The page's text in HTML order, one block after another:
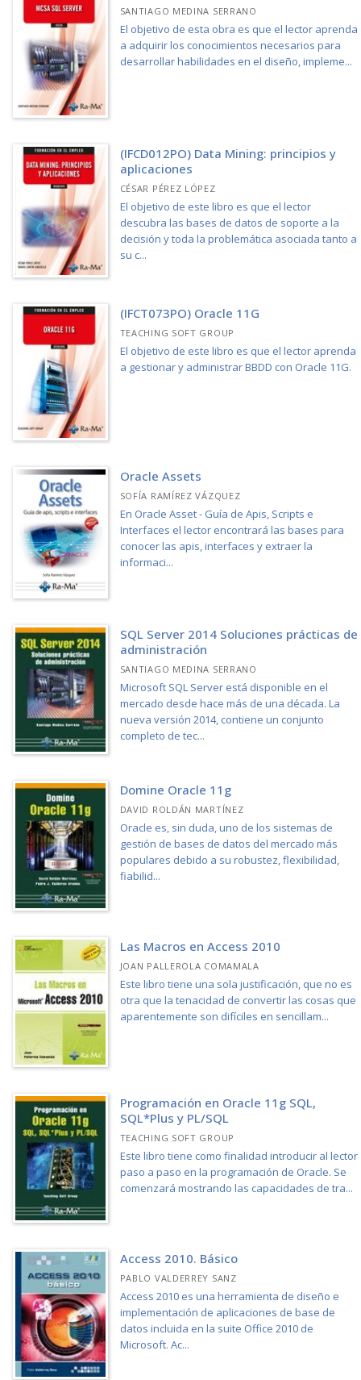
SANTIAGO MEDINA SERRANO
El objetivo de esta obra es que el lector aprenda
a adquirir los conocimientos necesarios para
desarrollar habilidades en el diseño, impleme...
(IFCD012PO) Data Mining: principios y
aplicaciones
CÉSAR PÉREZ LÓPEZ
El objetivo de este libro es que el lector
descubra las bases de datos de soporte a la
decisión y toda la problemática asociada tanto a
su c...
(IFCT073PO) Oracle 11G
TEACHING SOFT GROUP
El objetivo de este libro es que el lector aprenda
a gestionar y administrar BBDD con Oracle 11G.
Oracle Assets
SOFÍA RAMÍREZ VÁZQUEZ
En Oracle Asset - Guía de Apis, Scripts e
Interfaces el lector encontrará las bases para
conocer las apis, interfaces y extraer la
informaci...
SQL Server 2014 Soluciones prácticas de
administración
SANTIAGO MEDINA SERRANO
Microsoft SQL Server está disponible en el
mercado desde hace más de una década. La
nueva versión 2014, contiene un conjunto
completo de tec...
Domine Oracle 11g
DAVID ROLDÁN MARTÍNEZ
Oracle es, sin duda, uno de los sistemas de
gestión de bases de datos del mercado más
populares debido a su robustez, flexibilidad,
fiabilid...
Las Macros en Access 2010
JOAN PALLEROLA COMAMALA
Este libro tiene una sola justificación, que no es
otra que la tenacidad de convertir las cosas que
aparentemente son difíciles en sencillam...
Programación en Oracle 11g SQL,
SQL*Plus y PL/SQL
TEACHING SOFT GROUP
Este libro tiene como finalidad introducir al lector
paso a paso en la programación de Oracle. Se
comenzará mostrando las capacidades de tra...
Access 2010. Básico
PABLO VALDERREY SANZ
Access 2010 es una herramienta de diseño e
implementación de aplicaciones de base de
datos incluida en la suite Office 2010 de
Microsoft. Ac...